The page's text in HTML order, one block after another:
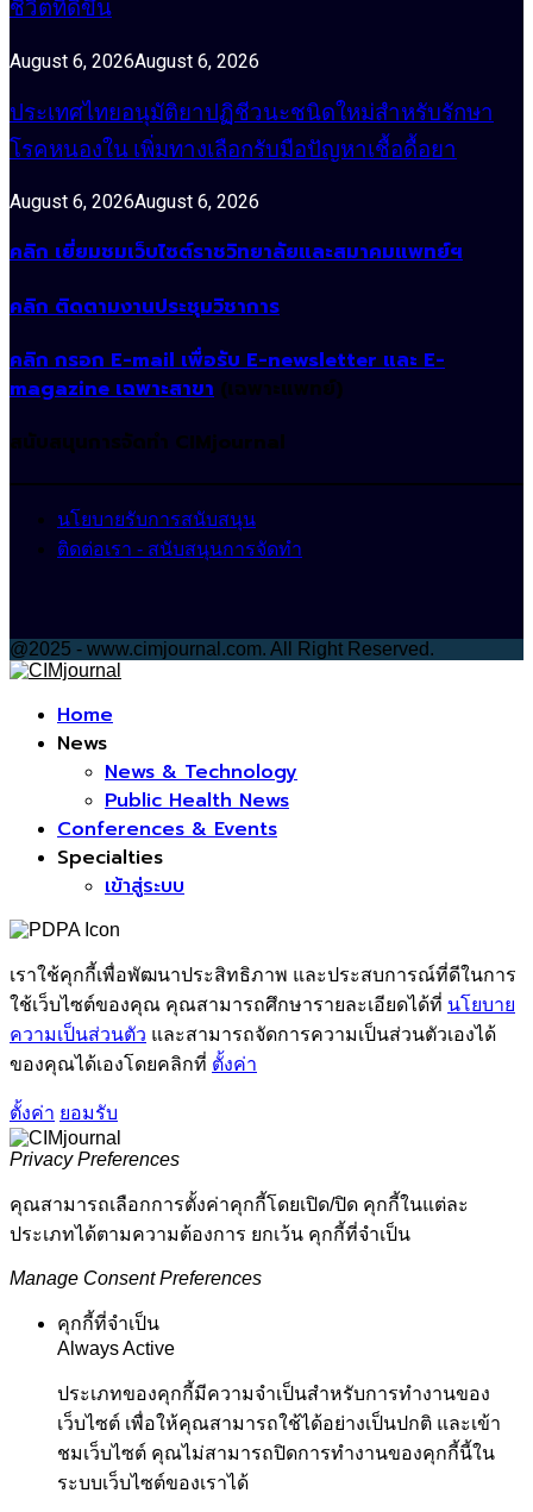
ชีวิตที่ดีขึ้น
August 6, 2026August 6, 2026
ประเทศไทยอนุมัติยาปฏิชีวนะชนิดใหม่สำหรับรักษา
โรคหนองใน เพิ่มทางเลือกรับมือปัญหาเชื้อดื้อยา
August 6, 2026August 6, 2026
คลิก เยี่ยมชมเว็บไซต์ราชวิทยาลัยและสมาคมแพทย์ฯ
คลิก ติดตามงานประชุมวิชาการ
คลิก กรอก E-mail เพื่อรับ E-newsletter และ E-
magazine เฉพาะสาขา (เฉพาะแพทย์)
สนับสนุนการจัดทำ CIMjournal
นโยบายรับการสนับสนุน
ติดต่อเรา - สนับสนุนการจัดทำ
@2025 - www.cimjournal.com. All Right Reserved.
Home
News
News & Technology
Public Health News
Conferences & Events
Specialties
เข้าสู่ระบบ
เราใช้คุกกี้เพื่อพัฒนาประสิทธิภาพ และประสบการณ์ที่ดีในการ
ใช้เว็บไซต์ของคุณ คุณสามารถศึกษารายละเอียดได้ที่ นโยบาย
ความเป็นส่วนตัว และสามารถจัดการความเป็นส่วนตัวเองได้
ของคุณได้เองโดยคลิกที่ ตั้งค่า
ตั้งค่า ยอมรับ
Privacy Preferences
คุณสามารถเลือกการตั้งค่าคุกกี้โดยเปิด/ปิด คุกกี้ในแต่ละ
ประเภทได้ตามความต้องการ ยกเว้น คุกกี้ที่จำเป็น
Manage Consent Preferences
คุกกี้ที่จำเป็น
Always Active
ประเภทของคุกกี้มีความจำเป็นสำหรับการทำงานของ
เว็บไซต์ เพื่อให้คุณสามารถใช้ได้อย่างเป็นปกติ และเข้า
ชมเว็บไซต์ คุณไม่สามารถปิดการทำงานของคุกกี้นี้ใน
ระบบเว็บไซต์ของเราได้